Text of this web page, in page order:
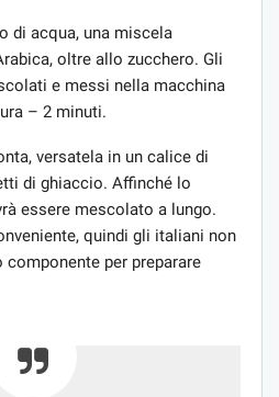
di acqua, una miscela
oltre allo zucchero. Gli
e messi nella macchina
– 2 minuti.
versatela in un calice di
di ghiaccio. Affinché lo
essere mescolato a lungo.
quindi gli italiani non
per preparare